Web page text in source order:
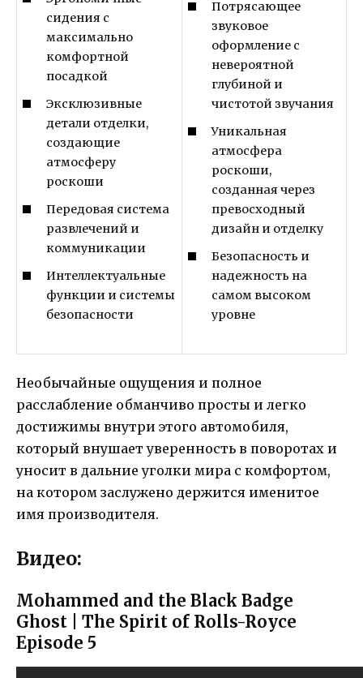
сидения с
максимально
комфортной
посадкой
Эксклюзивные
детали отделки,
создающие
атмосферу
роскоши
Передовая система
развлечений и
коммуникации
Интеллектуальные
функции и системы
безопасности
Потрясающее
звуковое
оформление с
невероятной
глубиной и
чистотой звучания
Уникальная
атмосфера
роскоши,
созданная через
превосходный
дизайн и отделку
Безопасность и
надежность на
самом высоком
уровне
Необычайные ощущения и полное
расслабление обманчиво просты и легко
достижимы внутри этого автомобиля,
который внушает уверенность в поворотах и
уносит в дальние уголки мира с комфортом,
на котором заслужено держится именитое
имя производителя.
Видео:
Mohammed and the Black Badge
Ghost | The Spirit of Rolls-Royce
Episode 5